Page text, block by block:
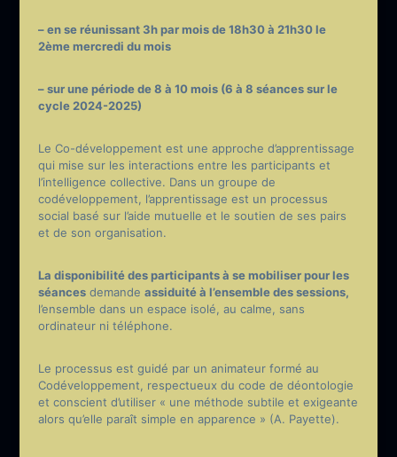
– en se réunissant 3h par mois de 18h30 à 21h30 le
2ème mercredi du mois
– sur une période de 8 à 10 mois (6 à 8 séances sur le
cycle 2024-2025)
Le Co-développement est une approche d’apprentissage
qui mise sur les interactions entre les participants et
l’intelligence collective. Dans un groupe de
codéveloppement, l’apprentissage est un processus
social basé sur l’aide mutuelle et le soutien de ses pairs
et de son organisation.
La disponibilité des participants à se mobiliser pour les
séancesdemande assiduité à l’ensemble des sessions,
l’ensemble dans un espace isolé, au calme, sans
ordinateur ni téléphone.
Le processus est guidé par un animateur formé au
Codéveloppement, respectueux du code de déontologie
et conscient d’utiliser « une méthode subtile et exigeante
alors qu’elle paraît simple en apparence » (A. Payette).